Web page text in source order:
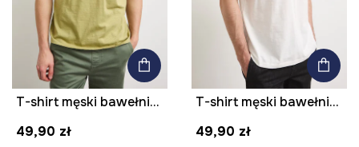
T-shirt męski bawełniany
49,90 zł
T-shirt męski bawełniany
49,90 zł